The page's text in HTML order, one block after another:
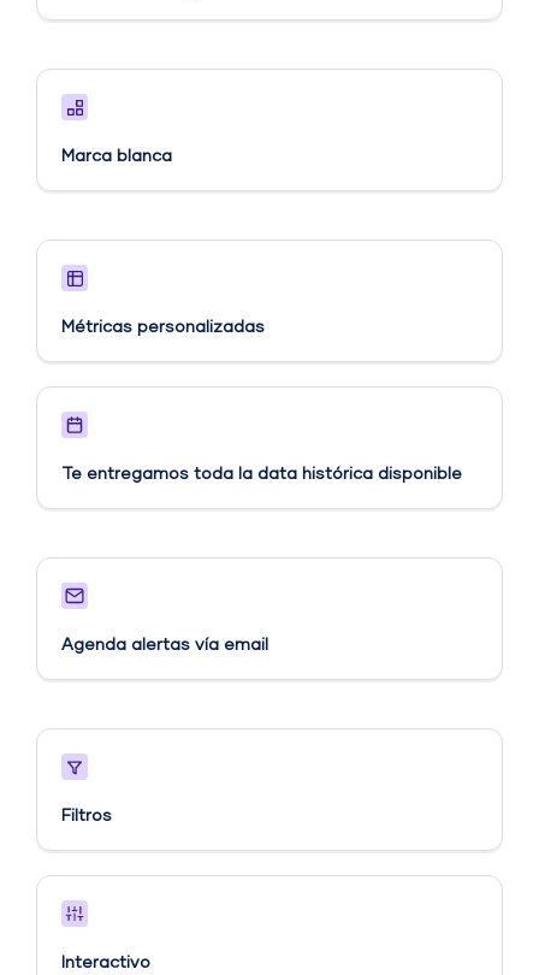
Marca blanca
Métricas personalizadas​
Te entregamos toda la data histórica disponible
Agenda alertas vía email​
Filtros
Interactivo